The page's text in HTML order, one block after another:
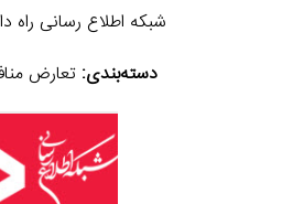
شبکه اطلاع رسانی راه داناـ ۵
دسته‌بندی: تعارض